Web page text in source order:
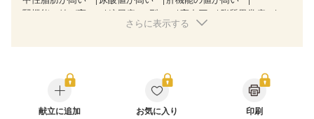
腎機能の値が高い
糖尿病（2型） 高血圧
脂質異常症
狭心症 心筋梗塞
糖尿病性腎症（第１期）
糖尿病性腎症（第２期）
糖尿病性腎症（第３期）
CKD（ステージ１）
CKD（ステージ２）
CKD（ステージ３a）
さらに表示する
献立に追加 お気に入り 印刷